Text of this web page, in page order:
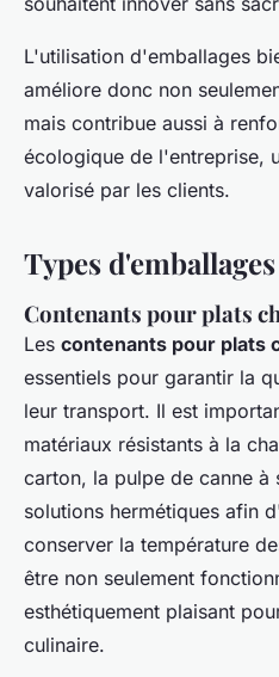
L'utilisation d'emballages
améliore donc non
mais contribue aussi à
écologique de l'entreprise,
valorisé par les clients.
Types
Contenants pour plats
Les contenants pour plats
essentiels pour garantir la
leur transport. Il est
matériaux résistants à la
carton, la pulpe de canne
solutions hermétiques afin
conserver la température
être non seulement
esthétiquement plaisant
culinaire.